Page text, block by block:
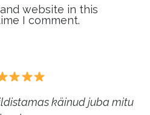
website in this
I comment.
käinud juba mitu